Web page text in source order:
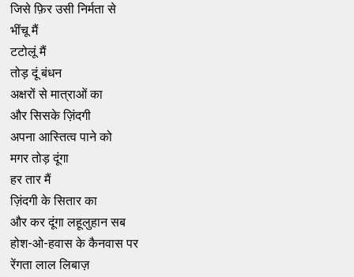
जिसे फ़िर उसी निर्मता से
भींचू मैं
टटोलूं मैं
तोड़ दूं बंधन
अक्षरों से मात्राओं का
और सिसके ज़िंदगी
अपना आस्तित्व पाने को
मगर तोड़ दूंगा
हर तार मैं
ज़िंदगी के सितार का
और कर दूंगा लहूलुहान सब
होश-ओ-हवास के कैनवास पर
रेंगता लाल लिबाज़